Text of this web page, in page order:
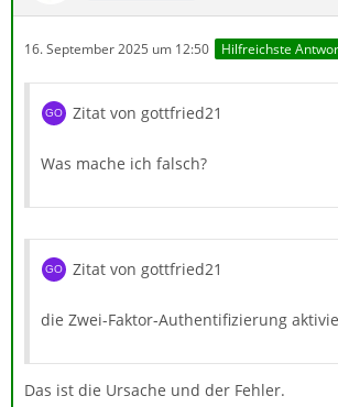
16. September 2025 um 12:50 Hilfreichste
Zitat von gottfried21
Was mache ich falsch?
Zitat von gottfried21
die Zwei-Faktor-Authentifizierung
Das ist die Ursache und der Fehler.